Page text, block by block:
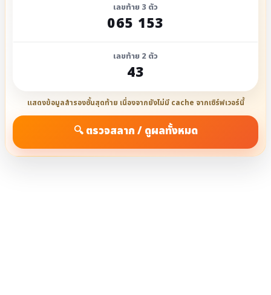
เลขท้าย 3 ตัว
065 153
เลขท้าย 2 ตัว
43
แสดงข้อมูลสำรองชั้นสุดท้าย เนื่องจากยังไม่มี cache จากเซิร์ฟเวอร์นี้
🔍 ตรวจสลาก / ดูผลทั้งหมด